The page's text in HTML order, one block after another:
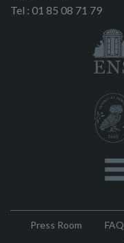
Tel : 01 85 08 71 79
Press Room FAQ